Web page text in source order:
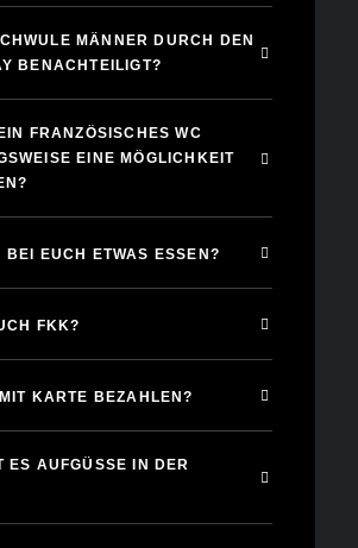
MÄNNER DURCH DEN
BENACHTEILIGT?
FRANZÖSISCHES WC
EINE MÖGLICHKEIT
BEI EUCH ETWAS ESSEN?
FKK?
KARTE BEZAHLEN?
ES AUFGÜSSE IN DER